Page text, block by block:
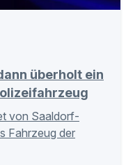
überholt ein
von Saaldorf-
Fahrzeug der